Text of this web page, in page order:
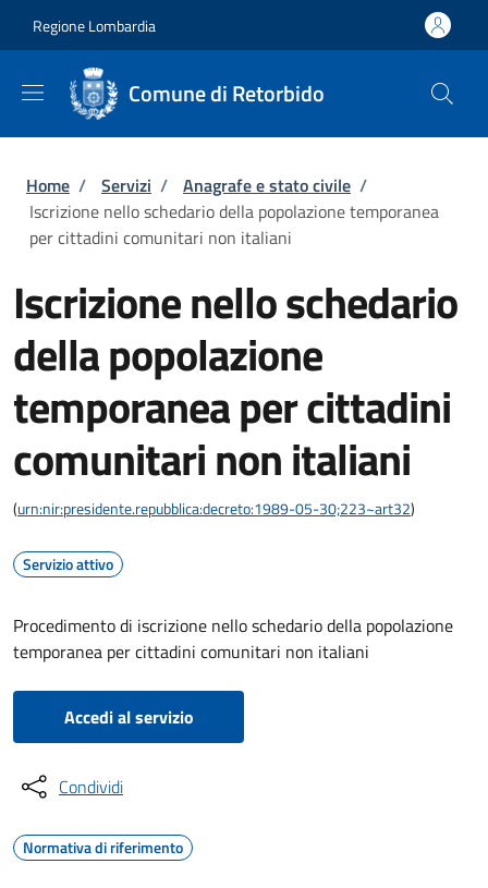
Regione Lombardia
Comune di Retorbido
Briciole di pane
Home / Servizi / Anagrafe e stato civile /
Iscrizione nello schedario della popolazione temporanea
per cittadini comunitari non italiani
Iscrizione nello schedario
della popolazione
temporanea per cittadini
comunitari non italiani
(urn:nir:presidente.repubblica:decreto:1989-05-30;223~art32)
Servizio attivo
Procedimento di iscrizione nello schedario della popolazione
temporanea per cittadini comunitari non italiani
Accedi al servizio
Condividi
Normativa di riferimento